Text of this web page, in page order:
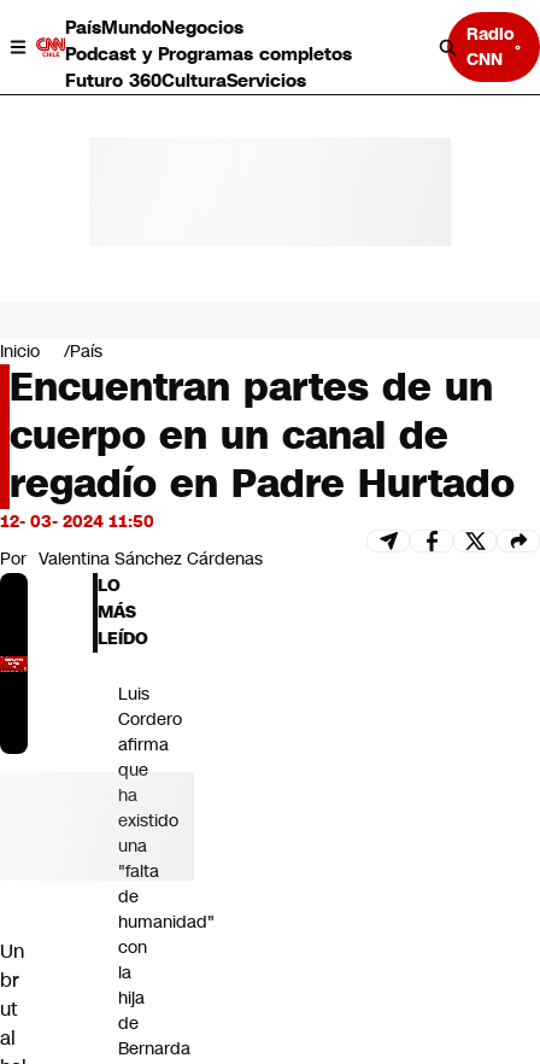
PaísMundoNegocios
Podcast y Programas completos
Futuro 360CulturaServicios
Radio
CNN
Negocios
Deportes
Programas completos
Cultura
Servicios
Bits
CNN Data
CNN tiempo
Futuro 360
Opinión
Inicio País
Encuentran partes de un
cuerpo en un canal de
regadío en Padre Hurtado
12- 03- 2024 11:50
Por Valentina Sánchez Cárdenas
Un
br
ut
al
LO
MÁS
LEÍDO
Luis
Cordero
afirma
que
ha
existido
una
"falta
de
humanidad"
con
la
hija
de
Bernarda